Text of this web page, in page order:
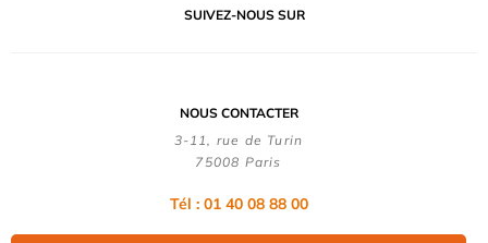
SUIVEZ-NOUS SUR
NOUS CONTACTER
3-11, rue de Turin
75008 Paris
Tél : 01 40 08 88 00